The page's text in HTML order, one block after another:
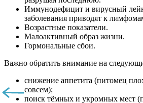
Иммунодефицит и вирусный
заболевания приводят к
Возрастные показатели.
Малоактивный образ жизни.
Гормональные сбои.
Важно обратить внимание на
снижение аппетита (питомец
совсем);
поиск тёмных и укромных мест